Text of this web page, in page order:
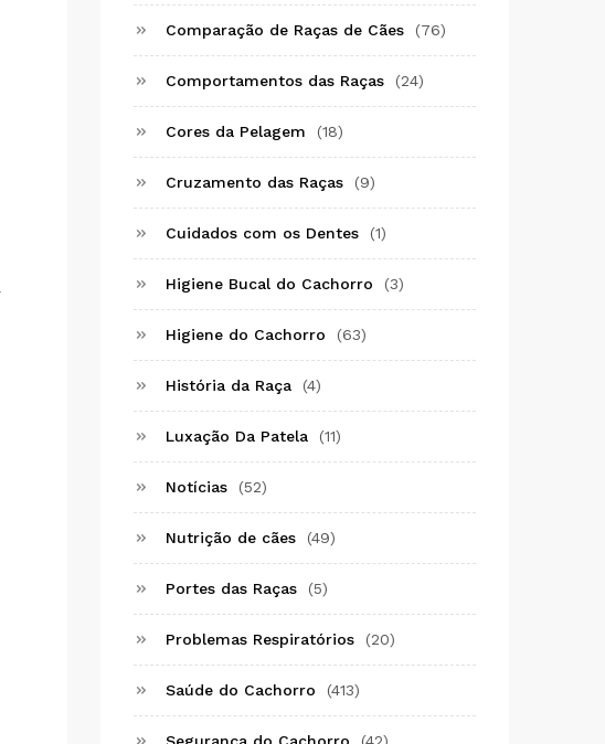
Comparação de Raças de Cães (76)
Comportamentos das Raças (24)
Cores da Pelagem (18)
Cruzamento das Raças (9)
Cuidados com os Dentes (1)
Higiene Bucal do Cachorro (3)
Higiene do Cachorro (63)
História da Raça (4)
Luxação Da Patela (11)
Notícias (52)
Nutrição de cães (49)
Portes das Raças (5)
Problemas Respiratórios (20)
Saúde do Cachorro (413)